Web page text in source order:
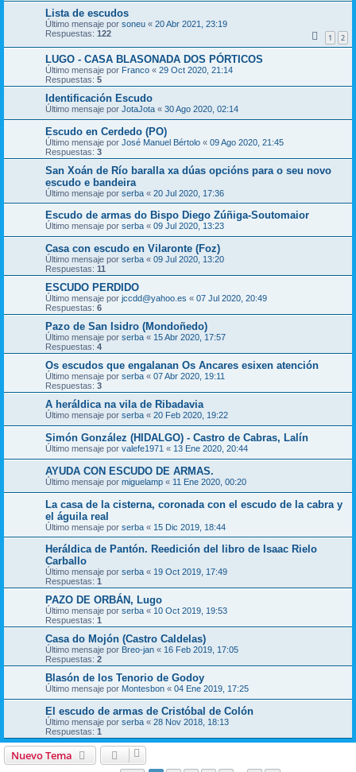
Lista de escudos
Último mensaje por soneu « 20 Abr 2021, 23:19
Respuestas: 122 1 2
LUGO - CASA BLASONADA DOS PÓRTICOS
Último mensaje por Franco « 29 Oct 2020, 21:14
Respuestas: 5
Identificación Escudo
Último mensaje por JotaJota « 30 Ago 2020, 02:14
Escudo en Cerdedo (PO)
Último mensaje por José Manuel Bértolo « 09 Ago 2020, 21:45
Respuestas: 3
San Xoán de Río baralla xa dúas opcións para o seu novo
escudo e bandeira
Último mensaje por serba « 20 Jul 2020, 17:36
Escudo de armas do Bispo Diego Zúñiga-Soutomaior
Último mensaje por serba « 09 Jul 2020, 13:23
Casa con escudo en Vilaronte (Foz)
Último mensaje por serba « 09 Jul 2020, 13:20
Respuestas: 11
ESCUDO PERDIDO
Último mensaje por jccdd@yahoo.es « 07 Jul 2020, 20:49
Respuestas: 6
Pazo de San Isidro (Mondoñedo)
Último mensaje por serba « 15 Abr 2020, 17:57
Respuestas: 4
Os escudos que engalanan Os Ancares esixen atención
Último mensaje por serba « 07 Abr 2020, 19:11
Respuestas: 3
A heráldica na vila de Ribadavia
Último mensaje por serba « 20 Feb 2020, 19:22
Simón González (HIDALGO) - Castro de Cabras, Lalín
Último mensaje por valefe1971 « 13 Ene 2020, 20:44
AYUDA CON ESCUDO DE ARMAS.
Último mensaje por miguelamp « 11 Ene 2020, 00:20
La casa de la cisterna, coronada con el escudo de la cabra y
el águila real
Último mensaje por serba « 15 Dic 2019, 18:44
Heráldica de Pantón. Reedición del libro de Isaac Rielo
Carballo
Último mensaje por serba « 19 Oct 2019, 17:49
Respuestas: 1
PAZO DE ORBÁN, Lugo
Último mensaje por serba « 10 Oct 2019, 19:53
Respuestas: 1
Casa do Mojón (Castro Caldelas)
Último mensaje por Breo-jan « 16 Feb 2019, 17:05
Respuestas: 2
Blasón de los Tenorio de Godoy
Último mensaje por Montesbon « 04 Ene 2019, 17:25
El escudo de armas de Cristóbal de Colón
Último mensaje por serba « 28 Nov 2018, 18:13
Respuestas: 1
Nuevo Tema